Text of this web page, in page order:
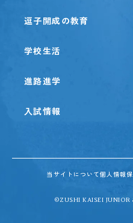
逗子開成の教育
学校生活
進路進学
入試情報
当サイトについて個人情報
©ZUSHI KAISEI